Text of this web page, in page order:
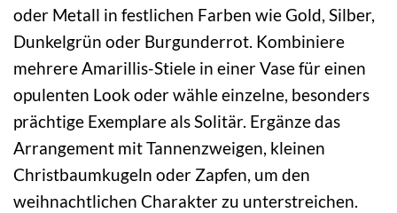
oder Metall in festlichen Farben wie Gold, Silber,
Dunkelgrün oder Burgunderrot. Kombiniere
mehrere Amarillis-Stiele in einer Vase für einen
opulenten Look oder wähle einzelne, besonders
prächtige Exemplare als Solitär. Ergänze das
Arrangement mit Tannenzweigen, kleinen
Christbaumkugeln oder Zapfen, um den
weihnachtlichen Charakter zu unterstreichen.